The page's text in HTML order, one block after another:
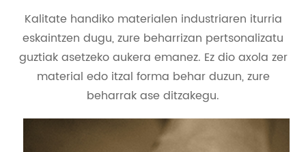
Kalitate handiko materialen industriaren iturria
eskaintzen dugu, zure beharrizan pertsonalizatu
guztiak asetzeko aukera emanez. Ez dio axola zer
material edo itzal forma behar duzun, zure
beharrak ase ditzakegu.